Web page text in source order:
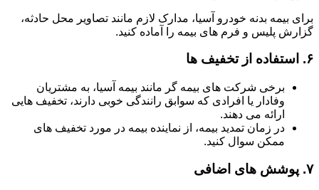
برای بیمه بدنه خودرو آسیا، مدارک لازم مانند تصاویر محل حادثه،
گزارش پلیس و فرم های بیمه را آماده کنید.
۶. استفاده از تخفیف ها
برخی شرکت های بیمه گر مانند بیمه آسیا، به مشتریان
وفادار یا افرادی که سوابق رانندگی خوبی دارند، تخفیف هایی
ارائه می دهند.
در زمان تمدید بیمه، از نماینده بیمه در مورد تخفیف های
ممکن سوال کنید.
۷. پوشش های اضافی